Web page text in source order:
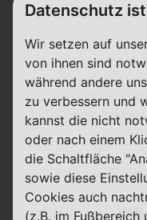
Telefon-Flat
Datenautomatik
Junge Leute
Details
Datenschutz
Wir setzen auf
von ihnen sind
während andere
zu verbessern und
kannst die nicht
oder nach einem
die Schaltfläche
sowie diese
Cookies auch
(z.B. im Fußbereich